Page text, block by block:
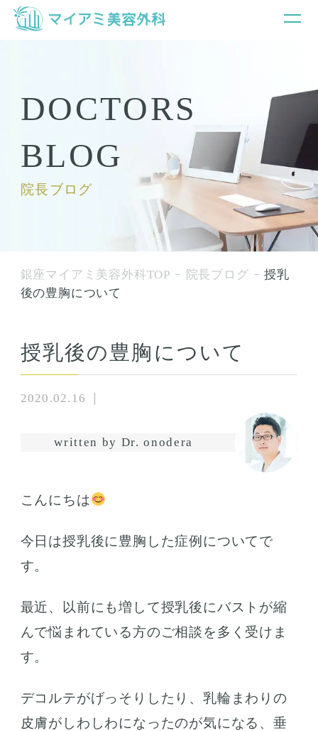
DOCTORS
BLOG
院長ブログ
銀座マイアミ美容外科TOP 院長ブログ
授乳
後の豊胸について
授乳後の豊胸について
2020.02.16
written by Dr. onodera
こんにちは
今日は授乳後に豊胸した症例についてで
す。
最近、以前にも増して授乳後にバストが縮
んで悩まれている方のご相談を多く受けま
す。
デコルテがげっそりしたり、乳輪まわりの
皮膚がしわしわになったのが気になる、垂